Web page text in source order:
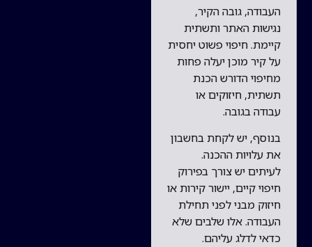
העבודה, גובה הקיר,
נגישות האתר ותשתית
קיימת. חיפוי פשוט יחסית
על קיר מוכן יעלה פחות
מחיפוי הדורש הכנת
תשתית, חיזוקים או
עבודה בגובה.
בנוסף, יש לקחת בחשבון
את עלויות ההכנה.
לעיתים יש צורך בפירוק
חיפוי קיים, יישור קירות או
חיזוק מבני לפני תחילת
העבודה. אלו שלבים שלא
כדאי לדלג עליהם.